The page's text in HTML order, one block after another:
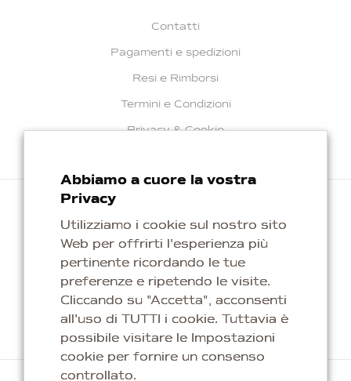
Contatti
Pagamenti e spedizioni
Resi e Rimborsi
Termini e Condizioni
Privacy & Cookie
Repubblica di San Marino
info@kaleagioielli.com
Abbiamo a cuore la vostra
Privacy
Utilizziamo i cookie sul nostro sito
Web per offrirti l'esperienza più
pertinente ricordando le tue
preferenze e ripetendo le visite.
Cliccando su "Accetta", acconsenti
all'uso di TUTTI i cookie. Tuttavia è
possibile visitare le Impostazioni
cookie per fornire un consenso
controllato.